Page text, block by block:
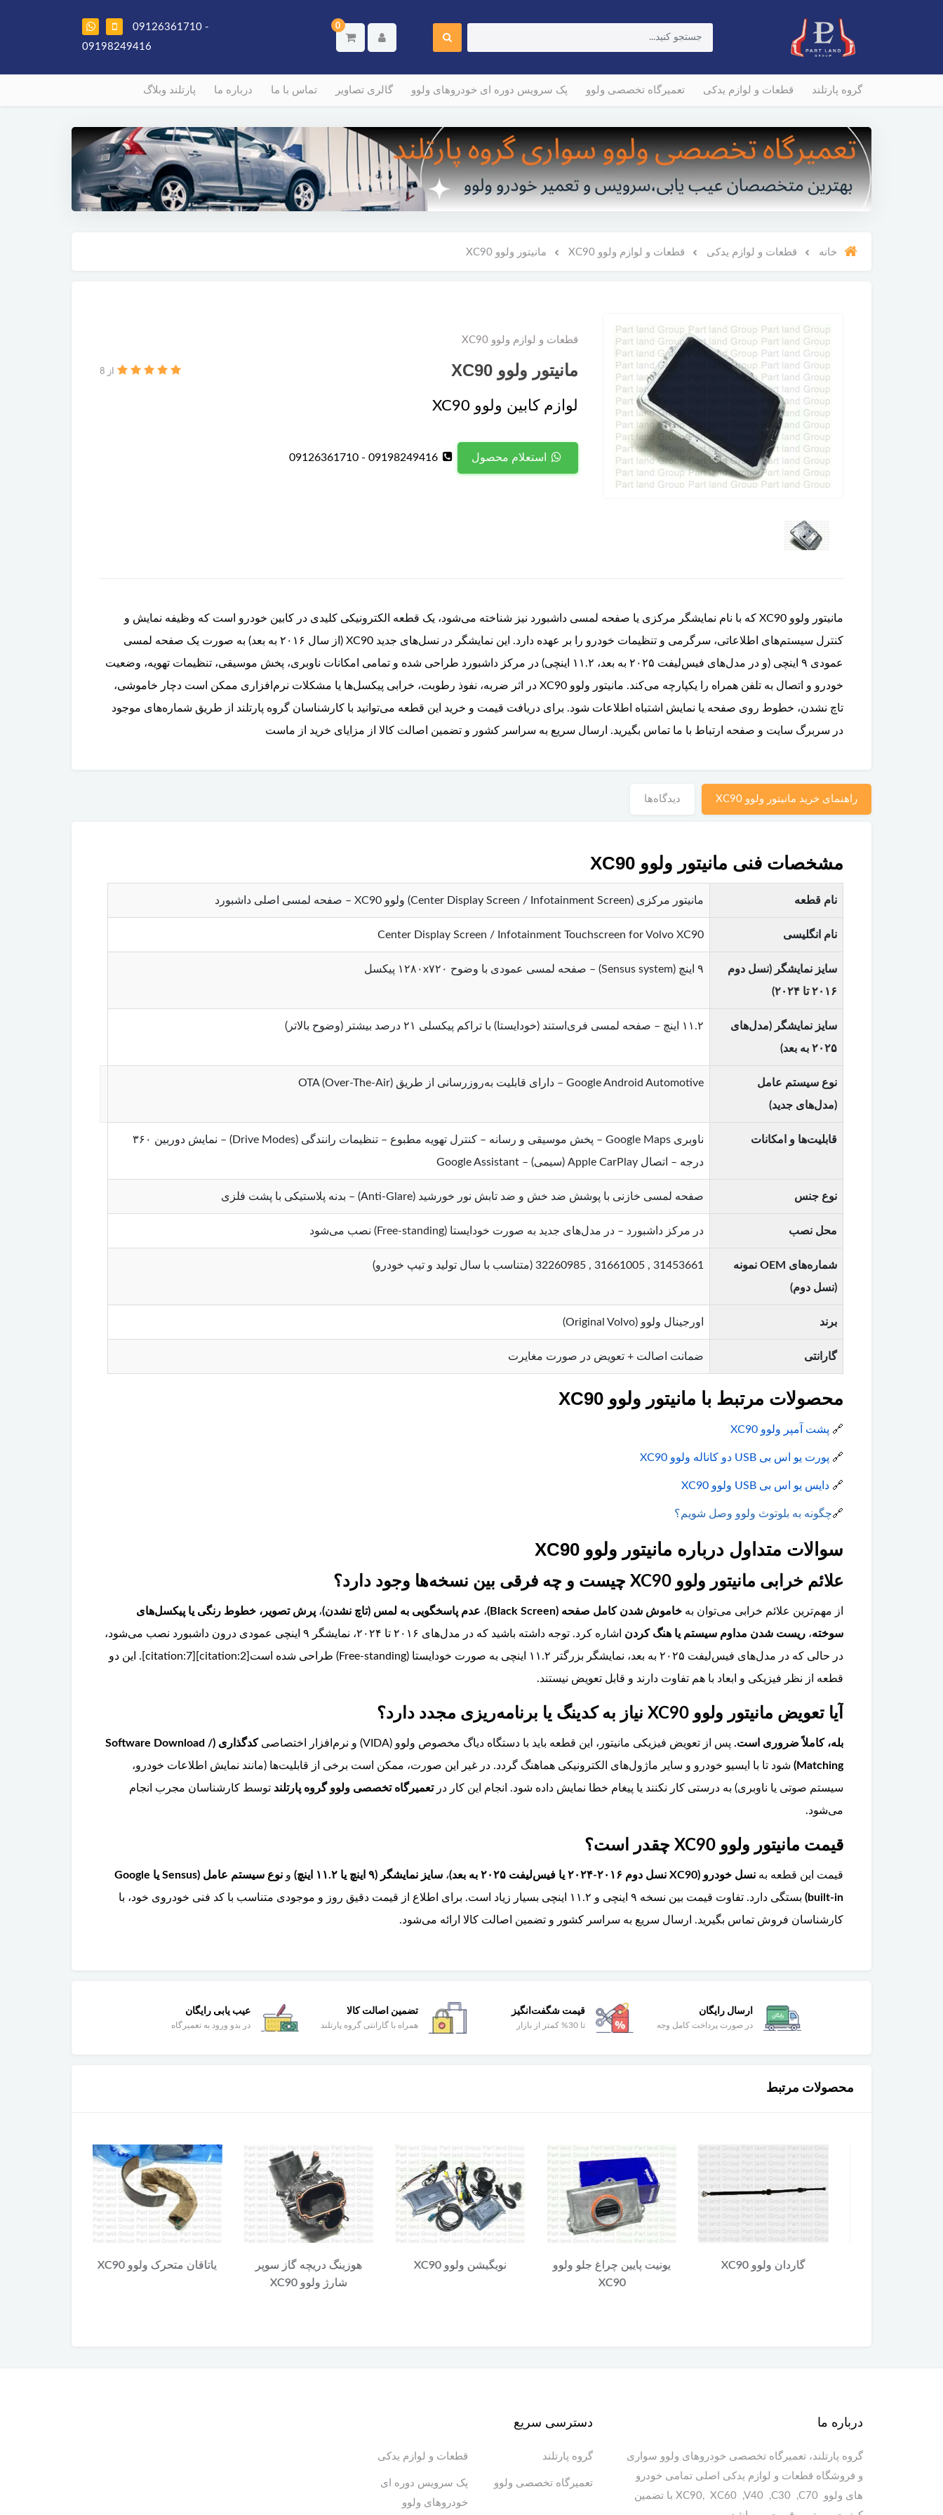
0
09126361710 -
09198249416
گروه پارتلند قطعات و لوازم یدکی تعمیرگاه تخصصی ولوو پک سرویس دوره ای خودروهای ولوو گالری تصاویر تماس با ما درباره ما پارتلند وبلاگ
خانه قطعات و لوازم یدکی قطعات و لوازم ولوو XC90 مانیتور ولوو XC90
قطعات و لوازم ولوو XC90
مانیتور ولوو XC90 از 8
لوازم کابین ولوو XC90
استعلام محصول 09198249416 - 09126361710
مانیتور ولوو XC90 که با نام نمایشگر مرکزی یا صفحه لمسی داشبورد نیز شناخته می‌شود، یک قطعه الکترونیکی کلیدی در کابین خودرو است که وظیفه نمایش و
کنترل سیستم‌های اطلاعاتی، سرگرمی و تنظیمات خودرو را بر عهده دارد. این نمایشگر در نسل‌های جدید XC90 (از سال ۲۰۱۶ به بعد) به صورت یک صفحه لمسی
عمودی ۹ اینچی (و در مدل‌های فیس‌لیفت ۲۰۲۵ به بعد، ۱۱.۲ اینچی) در مرکز داشبورد طراحی شده و تمامی امکانات ناوبری، پخش موسیقی، تنظیمات تهویه، وضعیت
خودرو و اتصال به تلفن همراه را یکپارچه می‌کند. مانیتور ولوو XC90 در اثر ضربه، نفوذ رطوبت، خرابی پیکسل‌ها یا مشکلات نرم‌افزاری ممکن است دچار خاموشی،
تاچ نشدن، خطوط روی صفحه یا نمایش اشتباه اطلاعات شود. برای دریافت قیمت و خرید این قطعه می‌توانید با کارشناسان گروه پارتلند از طریق شماره‌های موجود
در سربرگ سایت و صفحه ارتباط با ما تماس بگیرید. ارسال سریع به سراسر کشور و تضمین اصالت کالا از مزایای خرید از ماست
راهنمای خرید مانیتور ولوو XC90 دیدگاه‌ها
مشخصات فنی مانیتور ولوو XC90
نام قطعه مانیتور مرکزی (Center Display Screen / Infotainment Screen) ولوو XC90 – صفحه لمسی اصلی داشبورد
نام انگلیسی Center Display Screen / Infotainment Touchscreen for Volvo XC90
سایز نمایشگر (نسل دوم
۲۰۱۶ تا ۲۰۲۴)
۹ اینچ (Sensus system) – صفحه لمسی عمودی با وضوح ۱۲۸۰x۷۲۰ پیکسل
سایز نمایشگر (مدل‌های
۲۰۲۵ به بعد)
۱۱.۲ اینچ – صفحه لمسی فری‌استند (خودایستا) با تراکم پیکسلی ۲۱ درصد بیشتر (وضوح بالاتر)
نوع سیستم عامل
(مدل‌های جدید)
Google Android Automotive – دارای قابلیت به‌روزرسانی از طریق OTA (Over-The-Air)
قابلیت‌ها و امکانات
ناوبری Google Maps – پخش موسیقی و رسانه – کنترل تهویه مطبوع – تنظیمات رانندگی (Drive Modes) – نمایش دوربین ۳۶۰
درجه – اتصال Apple CarPlay (سیمی) – Google Assistant
نوع جنس صفحه لمسی خازنی با پوشش ضد خش و ضد تابش نور خورشید (Anti-Glare) – بدنه پلاستیکی با پشت فلزی
محل نصب در مرکز داشبورد – در مدل‌های جدید به صورت خودایستا (Free-standing) نصب می‌شود
شماره‌های OEM نمونه
(نسل دوم)
31453661 , 31661005 , 32260985 (متناسب با سال تولید و تیپ خودرو)
برند اورجینال ولوو (Original Volvo)
گارانتی ضمانت اصالت + تعویض در صورت مغایرت
محصولات مرتبط با مانیتور ولوو XC90
🔗 پشت آمپر ولوو XC90
🔗 پورت یو اس بی USB دو کاناله ولوو XC90
🔗 دایس یو اس بی USB ولوو XC90
🔗چگونه به بلوتوث ولوو وصل شویم؟
سوالات متداول درباره مانیتور ولوو XC90
علائم خرابی مانیتور ولوو XC90 چیست و چه فرقی بین نسخه‌ها وجود دارد؟
از مهم‌ترین علائم خرابی می‌توان به خاموش شدن کامل صفحه (Black Screen) ، عدم پاسخگویی به لمس (تاچ نشدن)، پرش تصویر، خطوط رنگی یا پیکسل‌های
سوخته، ریست شدن مداوم سیستم یا هنگ کردن
اشاره کرد. توجه داشته باشید که در مدل‌های ۲۰۱۶ تا ۲۰۲۴، نمایشگر ۹ اینچی عمودی درون داشبورد نصب می‌شود،
در حالی که در مدل‌های فیس‌لیفت ۲۰۲۵ به بعد، نمایشگر بزرگتر ۱۱.۲ اینچی به صورت خودایستا (Free-standing) طراحی شده است[citation:2][citation:7]. این دو
قطعه از نظر فیزیکی و ابعاد با هم تفاوت دارند و قابل تعویض نیستند.
آیا تعویض مانیتور ولوو XC90 نیاز به کدینگ یا برنامه‌ریزی مجدد دارد؟
بله، کاملاً ضروری است. پس از تعویض فیزیکی مانیتور، این قطعه باید با دستگاه دیاگ مخصوص ولوو (VIDA) و نرم‌افزار اختصاصی
کدگذاری (Software Download /
Matching)
شود تا با ایسیو خودرو و سایر ماژول‌های الکترونیکی هماهنگ گردد. در غیر این صورت، ممکن است برخی از قابلیت‌ها (مانند نمایش اطلاعات خودرو،
سیستم صوتی یا ناوبری) به درستی کار نکنند یا پیغام خطا نمایش داده شود. انجام این کار درتعمیرگاه تخصصی ولوو گروه پارتلند توسط کارشناسان مجرب انجام
می‌شود.
قیمت مانیتور ولوو XC90 چقدر است؟
قیمت این قطعه به نسل خودرو (XC90 نسل دوم ۲۰۱۶-۲۰۲۴ یا فیس‌لیفت ۲۰۲۵ به بعد) ، سایز نمایشگر (۹ اینچ یا ۱۱.۲ اینچ) و
نوع سیستم عامل (Sensus یا Google
built-in)
بستگی دارد. تفاوت قیمت بین نسخه ۹ اینچی و ۱۱.۲ اینچی بسیار زیاد است. برای اطلاع از قیمت دقیق روز و موجودی متناسب با کد فنی خودروی خود، با
کارشناسان فروش تماس بگیرید. ارسال سریع به سراسر کشور و تضمین اصالت کالا ارائه می‌شود.
ارسال رایگان
در صورت پرداخت کامل وجه
قیمت شگفت‌انگیز
تا 30% کمتر از بازار
تضمین اصالت کالا
همراه با گارانتی گروه پارتلند
عیب یابی رایگان
در بدو ورود به تعمیرگاه
محصولات مرتبط
گاردان ولوو XC90
یونیت پایین چراغ جلو ولوو
XC90
نویگیشن ولوو XC90
هوزینگ دریچه گاز سوپر
شارژ ولوو XC90
یاتاقان متحرک ولوو XC90
درباره ما
گروه پارتلند، تعمیرگاه تخصصی خودروهای ولوو سواری
و فروشگاه قطعات و لوازم یدکی اصلی تمامی خودرو
های ولوو XC90, XC60 ,V40 ,C30 ,C70 با تضمین
دسترسی سریع
گروه پارتلند قطعات و لوازم یدکی
تعمیرگاه تخصصی ولوو
پک سرویس دوره ای
خودروهای ولوو